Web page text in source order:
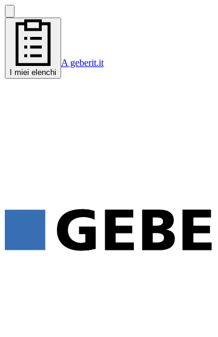
I miei elenchi
A geberit.it